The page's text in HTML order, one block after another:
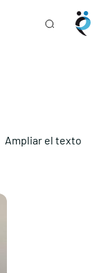
Ampliar el texto